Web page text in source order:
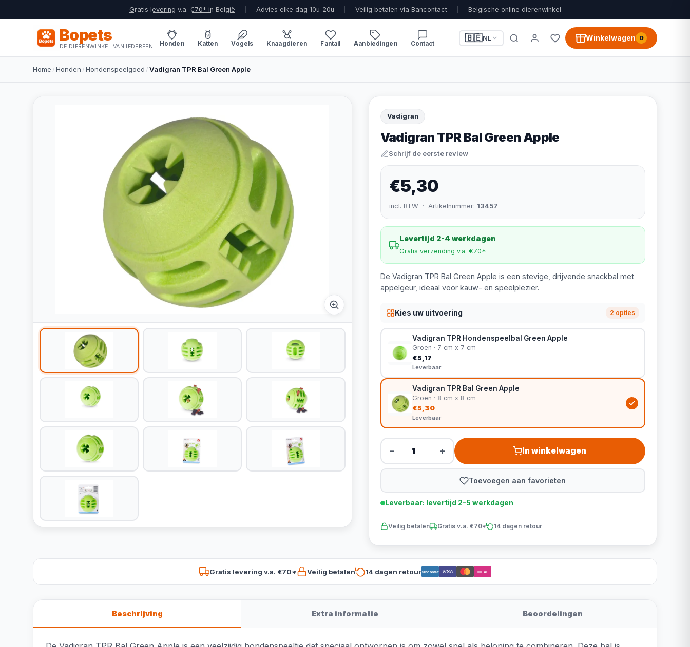
Gratis levering v.a. €70* in België Advies elke dag 10u-20u Veilig betalen via Bancontact Belgische online dierenwinkel
Bopets
DE DIERENWINKEL VAN IEDEREEN Honden Katten Vogels Knaagdieren Fantail Aanbiedingen Contact
🇧🇪NL Winkelwagen 0
Home /Honden /Hondenspeelgoed /Vadigran TPR Bal Green Apple
Vadigran
Vadigran TPR Bal Green Apple
Schrijf de eerste review
€5,30
incl. BTW · Artikelnummer: 13457
Levertijd 2-4 werkdagen
Gratis verzending v.a. €70*
De Vadigran TPR Bal Green Apple is een stevige, drijvende snackbal met
appelgeur, ideaal voor kauw- en speelplezier.
Kies uw uitvoering 2 opties
Vadigran TPR Hondenspeelbal Green Apple
Groen · 7 cm x 7 cm
€5,17
Leverbaar
Vadigran TPR Bal Green Apple
Groen · 8 cm x 8 cm
€5,30
Leverbaar
− + In winkelwagen
Toevoegen aan favorieten
Leverbaar: levertijd 2-5 werkdagen
Veilig betalen Gratis v.a. €70* 14 dagen retour
Gratis levering v.a. €70* Veilig betalen 14 dagen retourBancontact VISA iDEAL
Beschrijving Extra informatie Beoordelingen